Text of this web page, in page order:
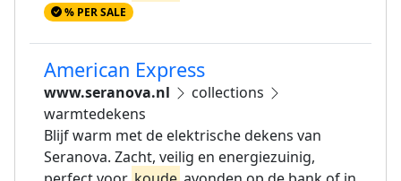
% PER SALE
American Express
www.seranova.nl
collections
warmtedekens
Blijf warm met de elektrische dekens van
Seranova. Zacht, veilig en energiezuinig,